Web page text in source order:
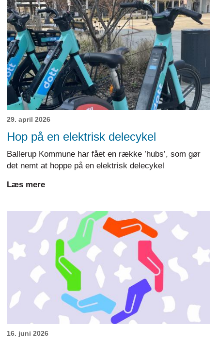
29. april 2026
Hop på en elektrisk delecykel
Ballerup Kommune har fået en række ’hubs’, som gør
det nemt at hoppe på en elektrisk delecykel
Læs mere
16. juni 2026